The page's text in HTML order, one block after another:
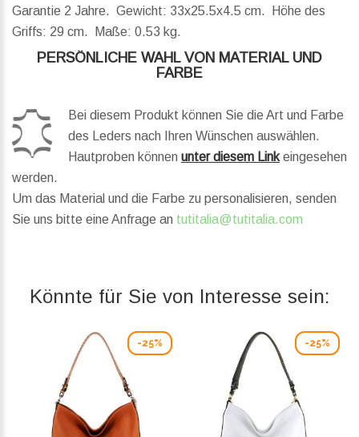
Garantie 2 Jahre. Gewicht: 33x25.5x4.5 cm.
Höhe des
Griffs: 29 cm. Maße: 0.53 kg.
PERSÖNLICHE WAHL VON MATERIAL UND
FARBE
Bei diesem Produkt können Sie die Art und Farbe
des Leders nach Ihren Wünschen auswählen.
Hautproben können unter diesem Linkeingesehen
werden.
Um das Material und die Farbe zu personalisieren, senden
Sie uns bitte eine Anfrage an tutitalia@tutitalia.com
Könnte für Sie von Interesse sein:
-25% -25%